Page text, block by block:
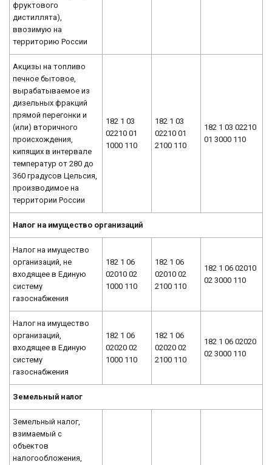
фруктового
дистиллята),
ввозимую на
территорию России
Акцизы на топливо
печное бытовое,
вырабатываемое из
дизельных фракций
прямой перегонки и
(или) вторичного
происхождения,
кипящих в интервале
температур от 280 до
360 градусов Цельсия,
производимое на
территории России
182 1 03
02210 01
1000 110
182 1 03
02210 01
2100 110
182 1 03 02210
01 3000 110
Налог на имущество организаций
Налог на имущество
организаций, не
входящее в Единую
систему
газоснабжения
182 1 06
02010 02
1000 110
182 1 06
02010 02
2100 110
182 1 06 02010
02 3000 110
Налог на имущество
организаций,
входящее в Единую
систему
газоснабжения
182 1 06
02020 02
1000 110
182 1 06
02020 02
2100 110
182 1 06 02020
02 3000 110
Земельный налог
Земельный налог,
взимаемый с
объектов
налогообложения,